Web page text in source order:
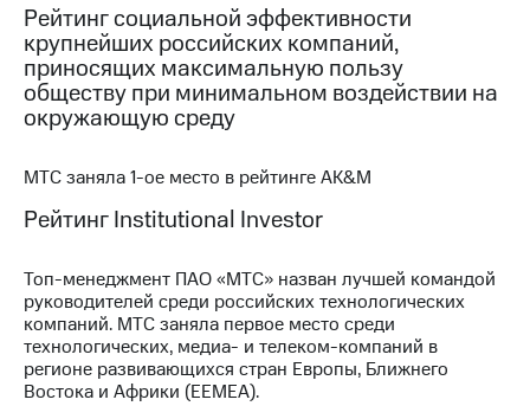
Рейтинг социальной эффективности
крупнейших российских компаний,
приносящих максимальную пользу
обществу при минимальном воздействии на
окружающую среду
МТС заняла 1-ое место в рейтинге AK&M
Рейтинг Institutional Investor
Топ-менеджмент ПАО «МТС» назван лучшей командой
руководителей среди российских технологических
компаний. МТС заняла первое место среди
технологических, медиа- и телеком-компаний в
регионе развивающихся стран Европы, Ближнего
Востока и Африки (EEMEA).